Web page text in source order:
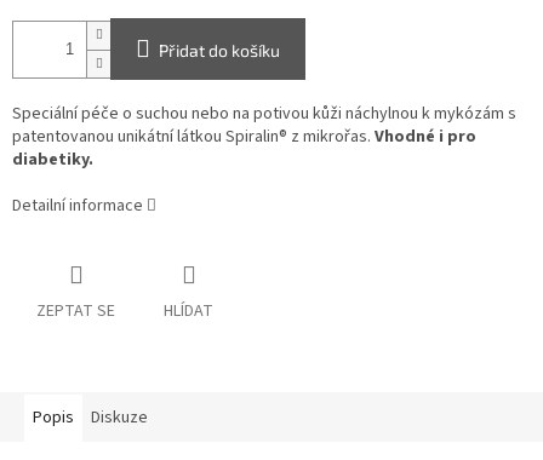
Přidat do košíku
Speciální péče o suchou nebo na potivou kůži náchylnou k mykózám s
patentovanou unikátní látkou Spiralin® z mikrořas. Vhodné i pro
diabetiky.
Detailní informace
ZEPTAT SE HLÍDAT
Popis Diskuze